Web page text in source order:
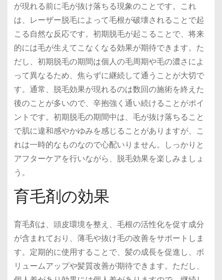
が現れる前に毛が抜け落ちる現象のことです。これ
は、レーザー脱毛によって毛根が破壊されることで起
こる自然な反応です。初期脱毛が起こることで、将来
的には毛が生えてこなくなる効果が期待できます。た
だし、初期脱毛の期間は個人の毛周期や毛の濃さによ
って異なるため、焦らずに継続して通うことが大切で
す。通常、脱毛効果が現れるのは数回の施術を終えた
後のことが多いので、辛抱強く通い続けることがポイ
ントです。初期脱毛の期間中は、毛が抜け落ちること
で肌に違和感やかゆみを感じることがありますが、こ
れは一時的なものなので心配いりません。しっかりと
アフターケアを行いながら、脱毛効果を楽しみましょ
う。
育毛剤の効果
育毛剤は、頭皮環境を整え、毛根の活性化を促す成分
が含まれており、薄毛や抜け毛の改善をサポートしま
す。定期的に使用することで、髪の成長を促進し、ボ
リュームアップや髪質改善が期待できます。ただし、